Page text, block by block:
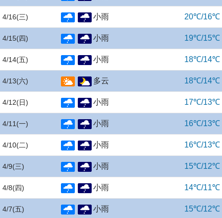
4/16(三) 小雨 20℃/16℃
4/15(四) 小雨 19℃/15℃
4/14(五) 小雨 18℃/14℃
4/13(六) 多云 18℃/14℃
4/12(日) 小雨 17℃/13℃
4/11 (一) 小雨 16℃/13℃
4/10(二) 小雨 16℃/13℃
4/9(三) 小雨 15℃/12℃
4/8(四) 小雨 14℃/11℃
4/7(五) 小雨 15℃/12℃